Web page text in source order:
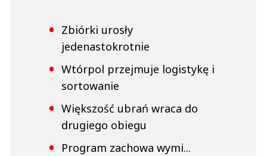
Zbiórki urosły
jedenastokrotnie
Wtórpol przejmuje logistykę i
sortowanie
Większość ubrań wraca do
drugiego obiegu
Program zachowa wymi...